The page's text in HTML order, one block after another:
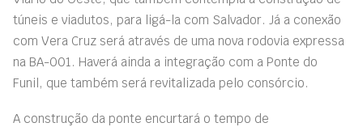
túneis e viadutos, para ligá-la com Salvador. Já a conexão
com Vera Cruz será através de uma nova rodovia expressa
na BA-001. Haverá ainda a integração com a Ponte do
Funil, que também será revitalizada pelo consórcio.
A construção da ponte encurtará o tempo de